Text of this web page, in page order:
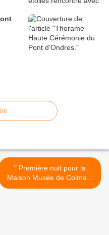
" Première nuit pour la
Maison Musée de Colmars
les Alpes >